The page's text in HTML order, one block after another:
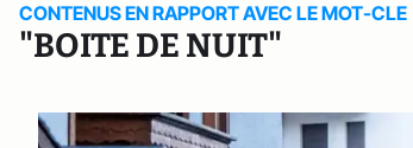
CONTENUS EN RAPPORT AVEC LE MOT-CLE
"BOITE DE NUIT"